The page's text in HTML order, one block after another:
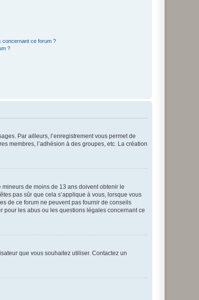
concernant ce forum ?
?
Par ailleurs, l’enregistrement vous permet de
membres, l’adhésion à des groupes, etc. La création
de moins de 13 ans doivent obtenir le
pas sûr que cela s’applique à vous, lorsque vous
de ce forum ne peuvent pas fournir de conseils
pour les abus ou les questions légales concernant ce
que vous souhaitez utiliser. Contactez un